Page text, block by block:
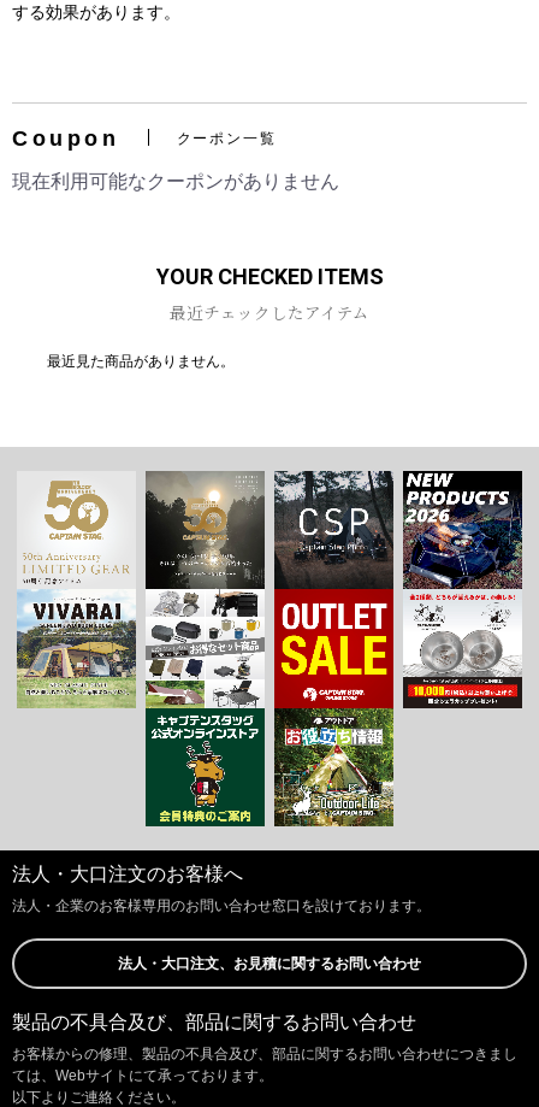
する効果があります。
Coupon クーポン一覧
現在利用可能なクーポンがありません
YOUR CHECKED ITEMS
最近チェックしたアイテム
最近見た商品がありません。
法人・大口注文のお客様へ
法人・企業のお客様専用のお問い合わせ窓口を設けております。
法人・大口注文、お見積に関するお問い合わせ
製品の不具合及び、部品に関するお問い合わせ
お客様からの修理、製品の不具合及び、部品に関するお問い合わせにつきまし
ては、Webサイトにて承っております。
以下よりご連絡ください。